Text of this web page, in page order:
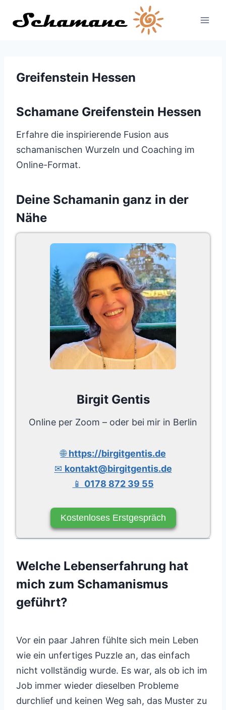
Inhalt
Greifenstein Hessen
Schamane Greifenstein Hessen
Erfahre die inspirierende Fusion aus
schamanischen Wurzeln und Coaching im
Online-Format.
Deine Schamanin ganz in der
Nähe
Birgit Gentis
Online per Zoom – oder bei mir in Berlin
🌐https://birgitgentis.de
✉ kontakt@birgitgentis.de
📱 0178 872 39 55
Kostenloses Erstgespräch
Welche Lebenserfahrung hat
mich zum Schamanismus
geführt?
Vor ein paar Jahren fühlte sich mein Leben
wie ein unfertiges Puzzle an, das einfach
nicht vollständig wurde. Es war, als ob ich im
Job immer wieder dieselben Probleme
durchlief und keinen Weg sah, das Muster zu